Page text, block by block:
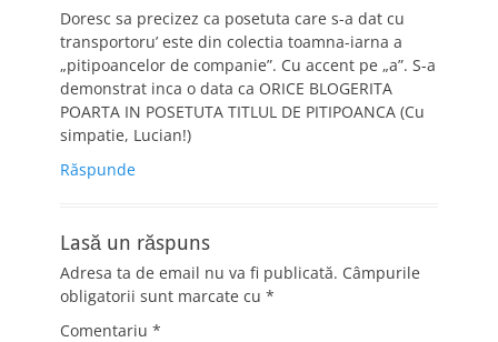
Doresc sa precizez ca posetuta care s-a dat cu
transportoru’ este din colectia toamna-iarna a
„pitipoancelor de companie”. Cu accent pe „a”. S-a
demonstrat inca o data ca ORICE BLOGERITA
POARTA IN POSETUTA TITLUL DE PITIPOANCA (Cu
simpatie, Lucian!)
Răspunde
Lasă un răspuns
Adresa ta de email nu va fi publicată. Câmpurile
obligatorii sunt marcate cu *
Comentariu *